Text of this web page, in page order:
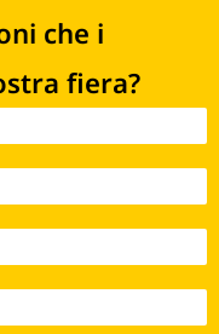
che i
fiera?